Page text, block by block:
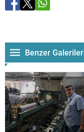
Benzer Galeriler